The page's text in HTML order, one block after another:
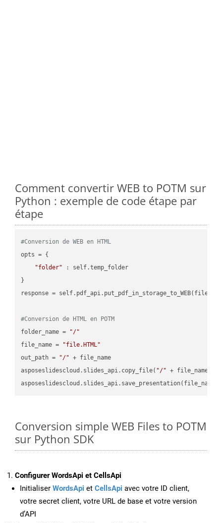
Comment convertir WEB to POTM sur
Python : exemple de code étape par
étape
#Conversion de WEB en HTML
opts = {
"folder" : self.temp_folder
}
response =
#Conversion de HTML en POTM
folder_name =
"/"
file_name =
"file.HTML"
out_path =
"/" + file_name
asposeslidescloud.slides_api.copy_file( "/" + file_name,
Conversion simple WEB Files to POTM
sur Python SDK
Configurer WordsApi et CellsApi
Initialiser WordsApi et CellsApi avec votre ID client,
votre secret client, votre URL de base et votre version
d’API